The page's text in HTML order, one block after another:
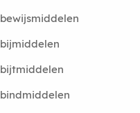
bewijsmiddelen
bijmiddelen
bijtmiddelen
bindmiddelen